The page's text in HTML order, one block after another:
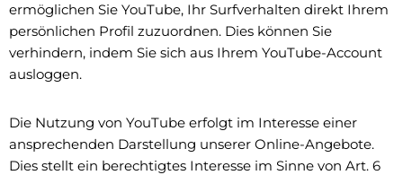
ermöglichen Sie YouTube, Ihr Surfverhalten direkt Ihrem
persönlichen Profil zuzuordnen. Dies können Sie
verhindern, indem Sie sich aus Ihrem YouTube-Account
ausloggen.
Die Nutzung von YouTube erfolgt im Interesse einer
ansprechenden Darstellung unserer Online-Angebote.
Dies stellt ein berechtigtes Interesse im Sinne von Art. 6